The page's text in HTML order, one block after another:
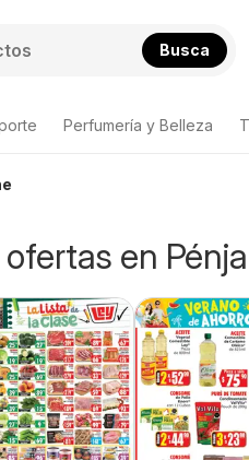
Busca
Perfumería y Belleza
en